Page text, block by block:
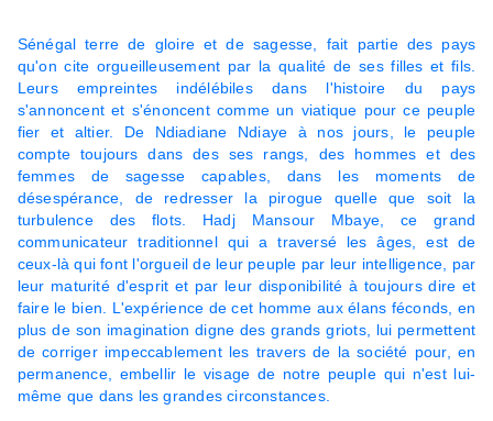
Sénégal terre de gloire et de sagesse, fait partie des pays
qu'on cite orgueilleusement par la qualité de ses filles et fils.
Leurs empreintes indélébiles dans l'histoire du pays
s'annoncent et s'énoncent comme un viatique pour ce peuple
fier et altier. De Ndiadiane Ndiaye à nos jours, le peuple
compte toujours dans des ses rangs, des hommes et des
femmes de sagesse capables, dans les moments de
désespérance, de redresser la pirogue quelle que soit la
turbulence des flots. Hadj Mansour Mbaye, ce grand
communicateur traditionnel qui a traversé les âges, est de
ceux-là qui font l'orgueil de leur peuple par leur intelligence, par
leur maturité d'esprit et par leur disponibilité à toujours dire et
faire le bien. L'expérience de cet homme aux élans féconds, en
plus de son imagination digne des grands griots, lui permettent
de corriger impeccablement les travers de la société pour, en
permanence, embellir le visage de notre peuple qui n'est lui-
même que dans les grandes circonstances.